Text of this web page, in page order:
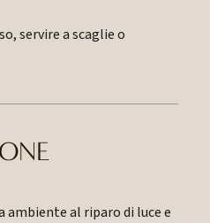
servire a scaglie o
ambiente al riparo di luce e